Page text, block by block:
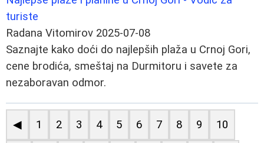
turiste
Radana Vitomirov 2025-07-08
Saznajte kako doći do najlepših plaža u Crnoj Gori,
cene brodića, smeštaj na Durmitoru i savete za
nezaboravan odmor.
◀ 1 2 3 4 5 6 7 8 9 10